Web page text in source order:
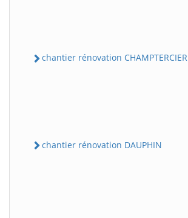
chantier rénovation CHAMPTERCIER
chantier rénovation DAUPHIN